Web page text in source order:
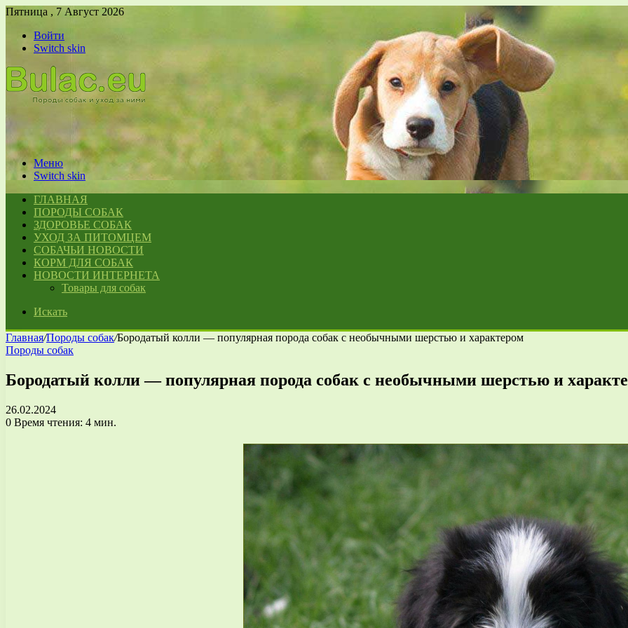
Пятница , 7 Август 2026
Войти
Switch skin
Меню
Switch skin
ГЛАВНАЯ
ПОРОДЫ СОБАК
ЗДОРОВЬЕ СОБАК
УХОД ЗА ПИТОМЦЕМ
СОБАЧЬИ НОВОСТИ
КОРМ ДЛЯ СОБАК
НОВОСТИ ИНТЕРНЕТА
Товары для собак
Искать
Главная/Породы собак/Бородатый колли — популярная порода собак с необычными шерстью и характером
Породы собак
Бородатый колли — популярная порода собак с необычными шерстью и
26.02.2024
0 Время чтения: 4 мин.